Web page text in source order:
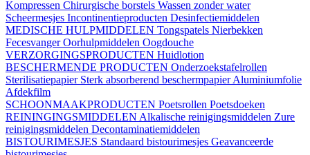
Kompressen Chirurgische borstels Wassen zonder water
Scheermesjes Incontinentieproducten Desinfectiemiddelen
MEDISCHE HULPMIDDELEN Tongspatels Nierbekken
FecesvangerOorhulpmiddelen Oogdouche
VERZORGINGSPRODUCTEN Huidlotion
BESCHERMENDE PRODUCTEN Onderzoekstafelrollen
Sterilisatiepapier Sterk absorberend beschermpapierAluminiumfolie
Afdekfilm
SCHOONMAAKPRODUCTEN Poetsrollen Poetsdoeken
REININGINGSMIDDELEN Alkalische reinigingsmiddelen Zure
reinigingsmiddelen Decontaminatiemiddelen
BISTOURIMESJES Standaard bistourimesjes Geavanceerde